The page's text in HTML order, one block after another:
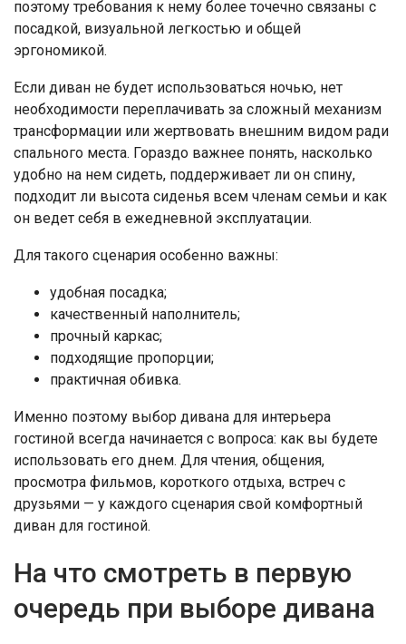
поэтому требования к нему более точечно связаны с
посадкой, визуальной легкостью и общей
эргономикой.
Если диван не будет использоваться ночью, нет
необходимости переплачивать за сложный механизм
трансформации или жертвовать внешним видом ради
спального места. Гораздо важнее понять, насколько
удобно на нем сидеть, поддерживает ли он спину,
подходит ли высота сиденья всем членам семьи и как
он ведет себя в ежедневной эксплуатации.
Для такого сценария особенно важны:
удобная посадка;
качественный наполнитель;
прочный каркас;
подходящие пропорции;
практичная обивка.
Именно поэтому выбор дивана для интерьера
гостиной всегда начинается с вопроса: как вы будете
использовать его днем. Для чтения, общения,
просмотра фильмов, короткого отдыха, встреч с
друзьями — у каждого сценария свой комфортный
диван для гостиной.
На что смотреть в первую
очередь при выборе дивана